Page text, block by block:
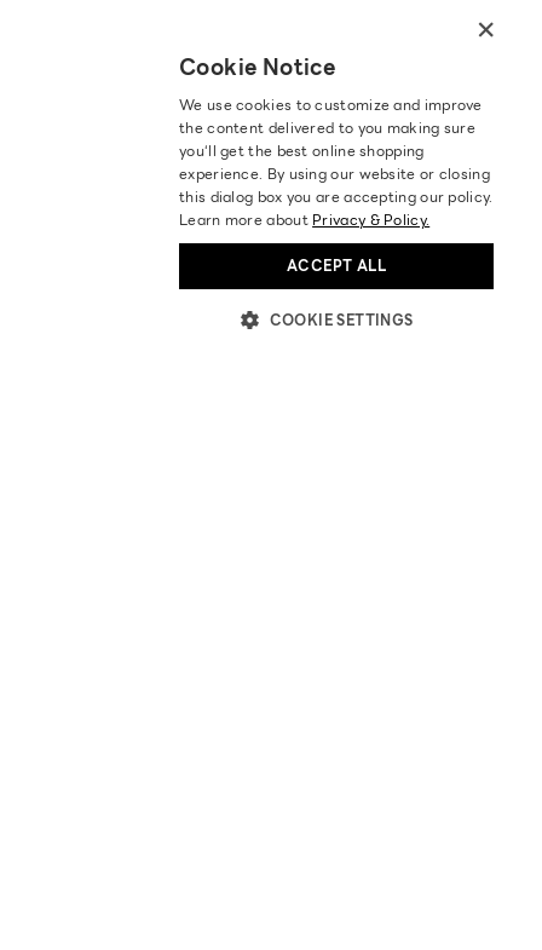
×
Cookie Notice
We use cookies to customize and improve
the content delivered to you making sure
you‘ll get the best online shopping
experience. By using our website or closing
this dialog box you are accepting our policy.
Learn more about Privacy & Policy.
ACCEPT ALL
COOKIE SETTINGS